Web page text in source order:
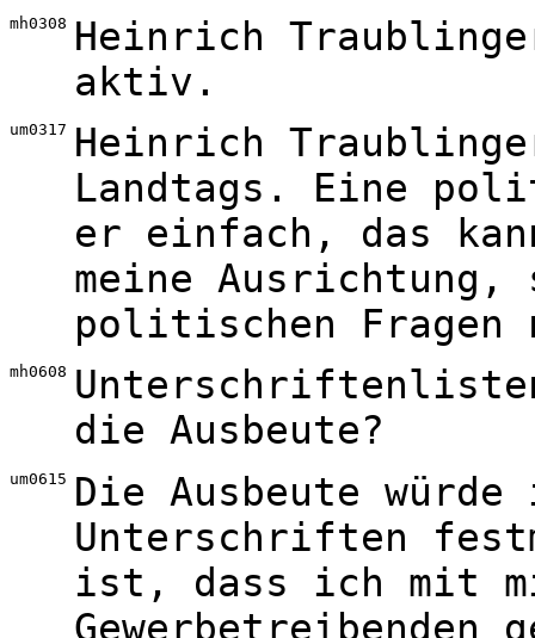
mh0308 Heinrich
aktiv.
um0317 Heinrich
Landtags. Eine
er einfach, das
meine
politischen
mh0608
die Ausbeute?
um0615 Die Ausbeute
Unterschriften
ist, dass ich mit
Gewerbetreibenden